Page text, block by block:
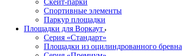
Скейт-парки
Спортивные элементы
Паркур площадки
Площадки для Воркаут
Серия «Стандарт»
Площадки из оцилиндрованного бревна